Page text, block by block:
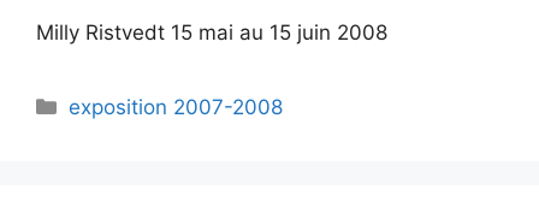
Milly Ristvedt 15 mai au 15 juin 2008
exposition 2007-2008